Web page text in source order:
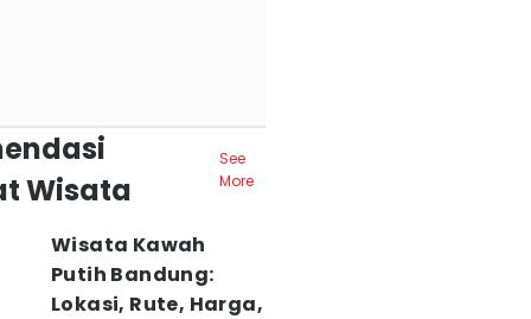
Wisata
See
More
Wisata Kawah
Putih Bandung:
Lokasi, Rute, Harga,